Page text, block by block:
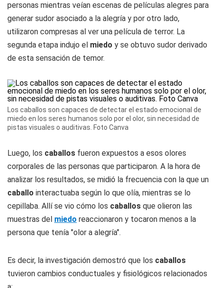
personas mientras veían escenas de películas alegres para
generar sudor asociado a la alegría y por otro lado,
utilizaron compresas al ver una película de terror. La
segunda etapa indujo el miedo y se obtuvo sudor derivado
de esta sensación de temor.
Los caballos son capaces de detectar el estado emocional de
miedo en los seres humanos solo por el olor, sin necesidad de
pistas visuales o auditivas. Foto Canva
Luego, los caballos fueron expuestos a esos olores
corporales de las personas que participaron. A la hora de
analizar los resultados, se midió la frecuencia con la que un
caballo interactuaba según lo que olía, mientras se lo
cepillaba. Allí se vio cómo los caballos que olieron las
muestras del miedo reaccionaron y tocaron menos a la
persona que tenía "olor a alegría".
Es decir, la investigación demostró que los caballos
tuvieron cambios conductuales y fisiológicos relacionados